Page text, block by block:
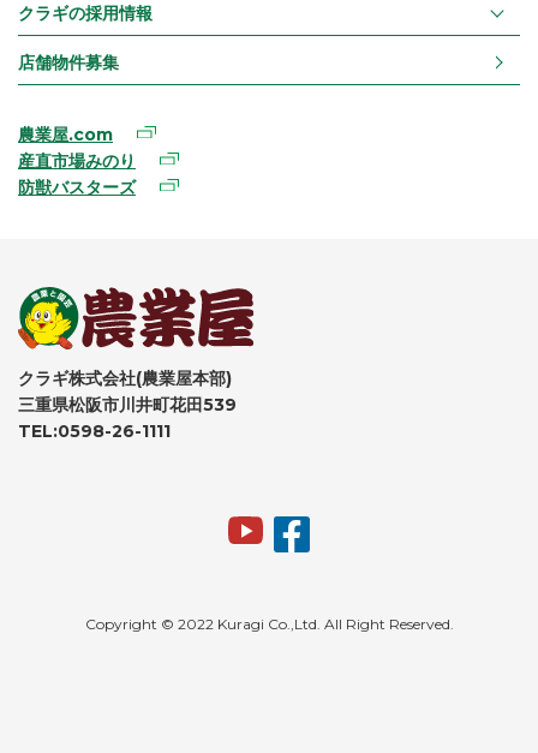
クラギの採用情報
店舗物件募集
農業屋.com
産直市場みのり
防獣バスターズ
クラギ株式会社(農業屋本部)
三重県松阪市川井町花田539
TEL:0598-26-1111
Copyright © 2022 Kuragi Co.,Ltd. All Right Reserved.